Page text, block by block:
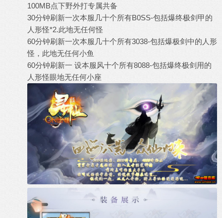
100MB点下野外打专属共备
30分钟刷新一次本服几十个所有B0SS-包括爆终极剑甲的
人形怪*2.此地无任何怪
60分钟刷新一次本服几十个所有3038-包括爆极剑中的人形
怪，此地无任何小鱼
60分钟刷新一 设本服风十个所有8088-包括爆终极剑用的
人形怪眼地无任何小座